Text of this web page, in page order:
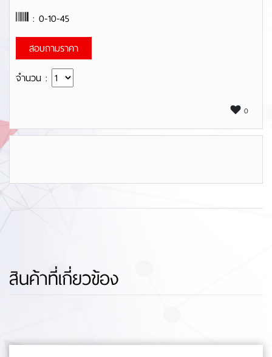
: 0-10-45
สอบถามราคา
จำนวน :
0
สินค้าที่เกี่ยวข้อง